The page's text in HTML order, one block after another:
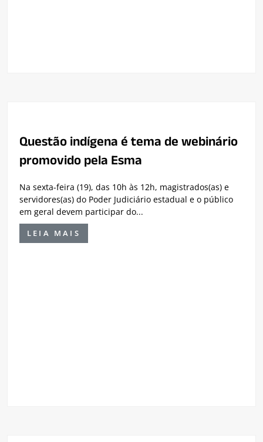
Questão indígena é tema de webinário
promovido pela Esma
Na sexta-feira (19), das 10h às 12h, magistrados(as) e
servidores(as) do Poder Judiciário estadual e o público
em geral devem participar do...
LEIA MAIS